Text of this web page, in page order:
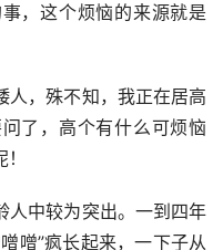
，这个烦恼的来源就是
，殊不知，我正在居高
了，高个有什么可烦恼
中较为突出。一到四年
噌”疯长起来，一下子从